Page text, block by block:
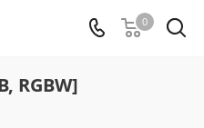
0
RGBW]